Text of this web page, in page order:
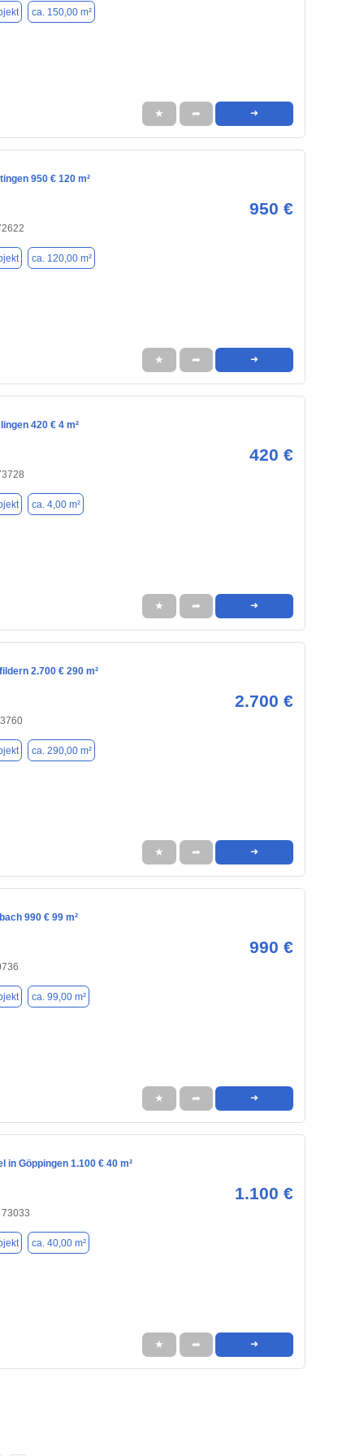
ca. 150,00 m²
★ ➦ ➜
950 € 120 m²
950 €
ca. 120,00 m²
★ ➦ ➜
420 € 4 m²
420 €
ca. 4,00 m²
★ ➦ ➜
2.700 € 290 m²
2.700 €
ca. 290,00 m²
★ ➦ ➜
990 € 99 m²
990 €
ca. 99,00 m²
★ ➦ ➜
in Göppingen 1.100 € 40 m²
1.100 €
ca. 40,00 m²
★ ➦ ➜